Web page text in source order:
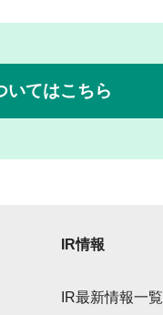
いてはこちら
IR情報
IR最新情報一覧